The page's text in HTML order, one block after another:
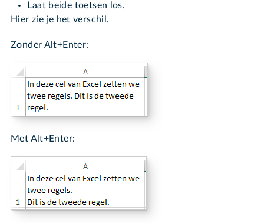
Laat beide toetsen los.
Hier zie je het verschil.
Zonder Alt+Enter:
Met Alt+Enter: